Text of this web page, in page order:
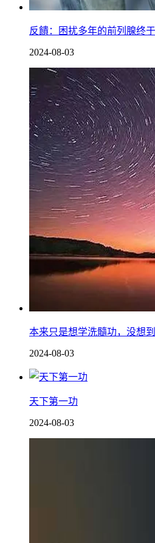
反饋：困扰多年的前列腺终
2024-08-03
本来只是想学洗髓功，没想
2024-08-03
天下第一功
2024-08-03